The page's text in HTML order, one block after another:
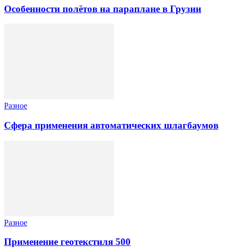
Особенности полётов на параплане в Грузии
Разное
Сфера применения автоматических шлагбаумов
Разное
Применение геотекстиля 500